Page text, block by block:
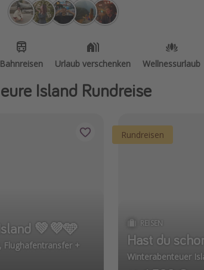
Bahnreisen Urlaub verschenken Wellnessurlaub
Island Rundreise
💚💜🩵
Flughafentransfer +
Rundreisen
REISEN
Hast du
Winterabenteuer